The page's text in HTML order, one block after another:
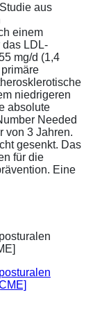
aus
einem
das LDL-
mg/d (1,4
niedrigeren
absolute
Needed
von 3 Jahren.
gesenkt. Das
für die
Eine